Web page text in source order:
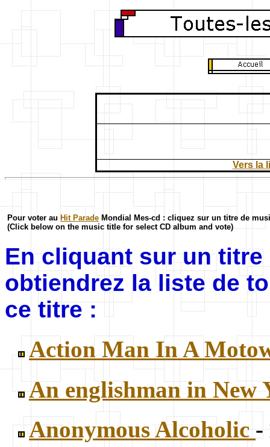
Vers la
Pour voter au Hit Parade Mondial Mes-cd : cliquez sur un titre de
(Click below on the music title for select CD album and vote)
En cliquant sur un
obtiendrez la liste de
ce titre :
Action Man In A
An englishman in New
Anonymous Alcoholic -